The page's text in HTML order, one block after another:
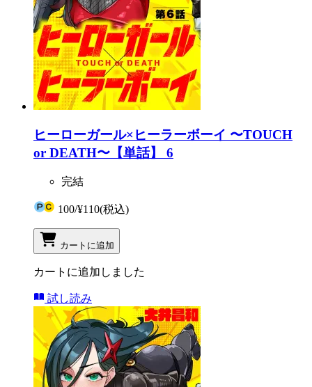
ヒーローガール×ヒーラーボーイ 〜TOUCH
or DEATH〜【単話】 6
完結
100/¥110(税込)
カートに追加
カートに追加しました
試し読み